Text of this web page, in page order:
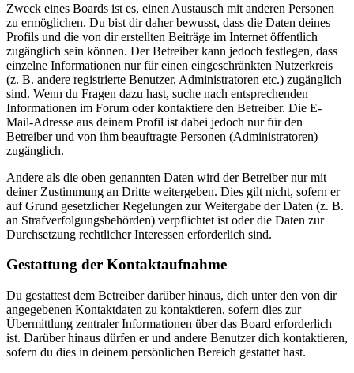
Zweck eines Boards ist es, einen Austausch mit anderen Personen
zu ermöglichen. Du bist dir daher bewusst, dass die Daten deines
Profils und die von dir erstellten Beiträge im Internet öffentlich
zugänglich sein können. Der Betreiber kann jedoch festlegen, dass
einzelne Informationen nur für einen eingeschränkten Nutzerkreis
(z. B. andere registrierte Benutzer, Administratoren etc.) zugänglich
sind. Wenn du Fragen dazu hast, suche nach entsprechenden
Informationen im Forum oder kontaktiere den Betreiber. Die E-
Mail-Adresse aus deinem Profil ist dabei jedoch nur für den
Betreiber und von ihm beauftragte Personen (Administratoren)
zugänglich.
Andere als die oben genannten Daten wird der Betreiber nur mit
deiner Zustimmung an Dritte weitergeben. Dies gilt nicht, sofern er
auf Grund gesetzlicher Regelungen zur Weitergabe der Daten (z. B.
an Strafverfolgungsbehörden) verpflichtet ist oder die Daten zur
Durchsetzung rechtlicher Interessen erforderlich sind.
Gestattung der Kontaktaufnahme
Du gestattest dem Betreiber darüber hinaus, dich unter den von dir
angegebenen Kontaktdaten zu kontaktieren, sofern dies zur
Übermittlung zentraler Informationen über das Board erforderlich
ist. Darüber hinaus dürfen er und andere Benutzer dich kontaktieren,
sofern du dies in deinem persönlichen Bereich gestattet hast.